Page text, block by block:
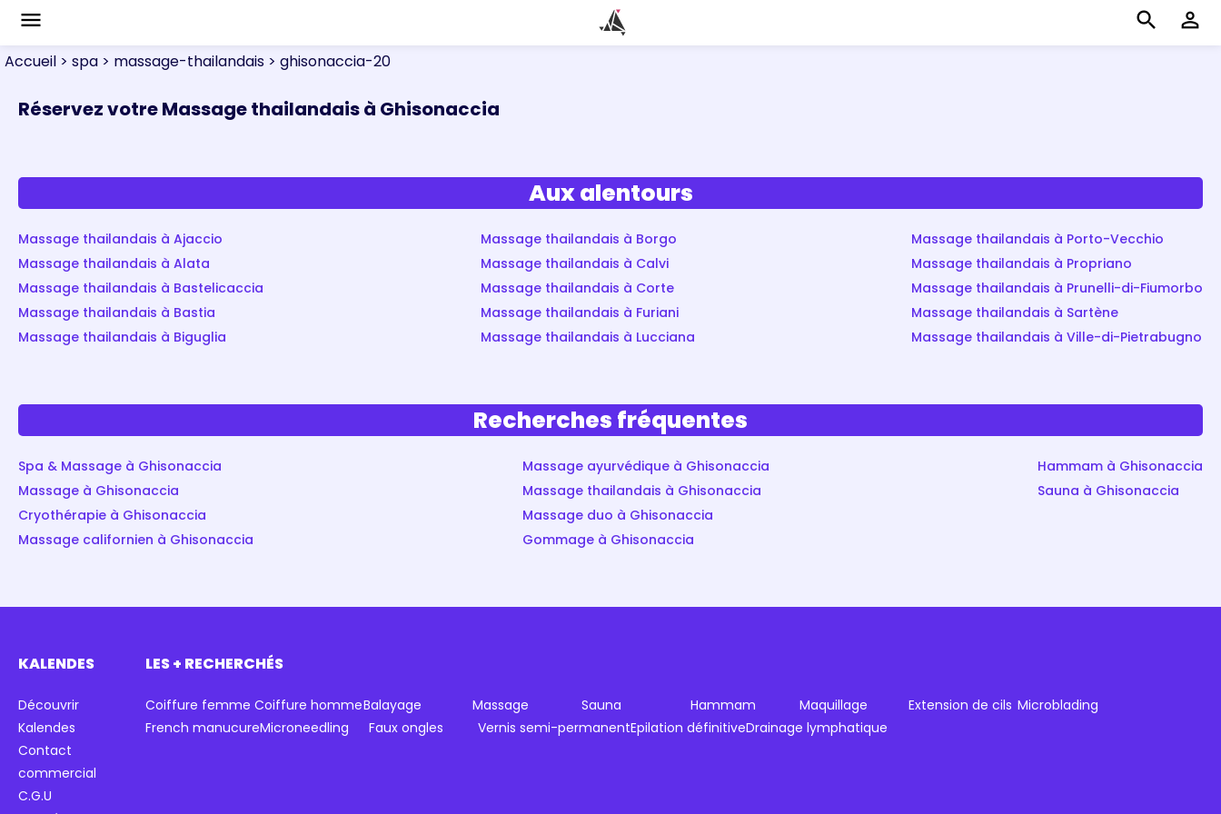
menu search perm_identity
Accueil > spa > massage-thailandais > ghisonaccia-20
Réservez votre Massage thailandais à Ghisonaccia
Aux alentours
Massage thailandais à Ajaccio
Massage thailandais à Alata
Massage thailandais à Bastelicaccia
Massage thailandais à Bastia
Massage thailandais à Biguglia
Massage thailandais à Borgo
Massage thailandais à Calvi
Massage thailandais à Corte
Massage thailandais à Furiani
Massage thailandais à Lucciana
Massage thailandais à Porto-Vecchio
Massage thailandais à Propriano
Massage thailandais à Prunelli-di-Fiumorbo
Massage thailandais à Sartène
Massage thailandais à Ville-di-Pietrabugno
Recherches fréquentes
Spa & Massage à Ghisonaccia
Massage à Ghisonaccia
Cryothérapie à Ghisonaccia
Massage californien à Ghisonaccia
Massage ayurvédique à Ghisonaccia
Massage thailandais à Ghisonaccia
Massage duo à Ghisonaccia
Gommage à Ghisonaccia
Hammam à Ghisonaccia
Sauna à Ghisonaccia
KALENDES
Découvrir
Kalendes
Contact
commercial
C.G.U
LES + RECHERCHÉS
Coiffure femme Coiffure hommeBalayage Massage Sauna Hammam Maquillage Extension de cils Microblading
French manucureMicroneedling Faux ongles Vernis semi-permanentEpilation définitiveDrainage lymphatique